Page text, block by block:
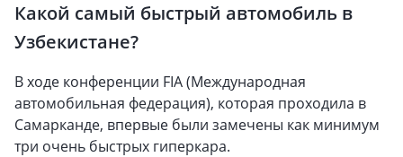
Какой самый быстрый автомобиль в
Узбекистане?
В ходе конференции FIA (Международная
автомобильная федерация), которая проходила в
Самарканде, впервые были замечены как минимум
три очень быстрых гиперкара.